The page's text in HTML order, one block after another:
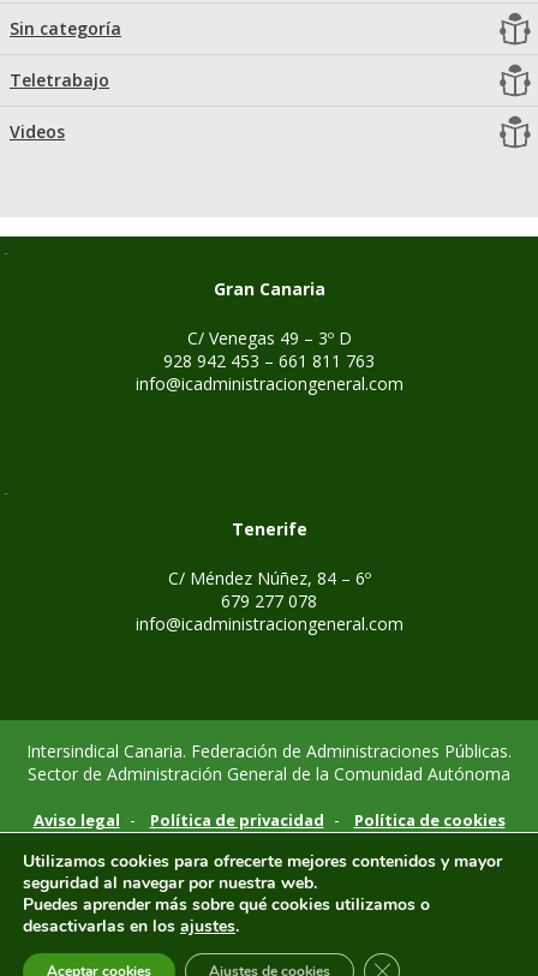
Sin categoría
Teletrabajo
Videos
Gran Canaria
C/ Venegas 49 – 3º D
928 942 453 – 661 811 763
info@icadministraciongeneral.com
Tenerife
C/ Méndez Núñez, 84 – 6º
679 277 078
info@icadministraciongeneral.com
Intersindical Canaria. Federación de Administraciones Públicas.
Sector de Administración General de la Comunidad Autónoma
Aviso legal - Política de privacidad - Política de cookies
Utilizamos cookies para ofrecerte mejores contenidos y mayor
seguridad al navegar por nuestra web.
Puedes aprender más sobre qué cookies utilizamos o
desactivarlas en los ajustes.
Aceptar cookies Ajustes de cookies CERRAR EL